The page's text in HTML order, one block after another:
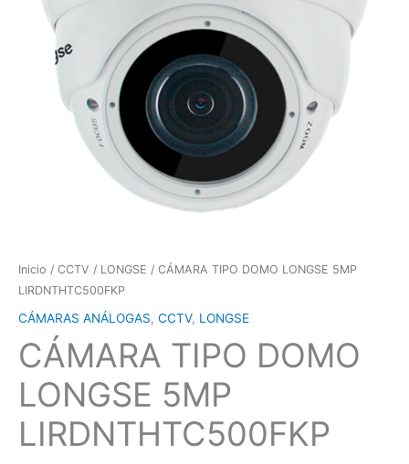
Inicio / CCTV / LONGSE / CÁMARA TIPO DOMO LONGSE 5MP
LIRDNTHTC500FKP
CÁMARAS ANÁLOGAS, CCTV, LONGSE
CÁMARA TIPO DOMO
LONGSE 5MP
LIRDNTHTC500FKP